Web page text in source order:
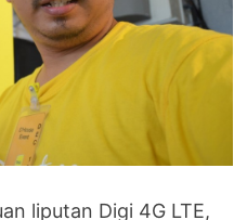
liputan Digi 4G LTE,